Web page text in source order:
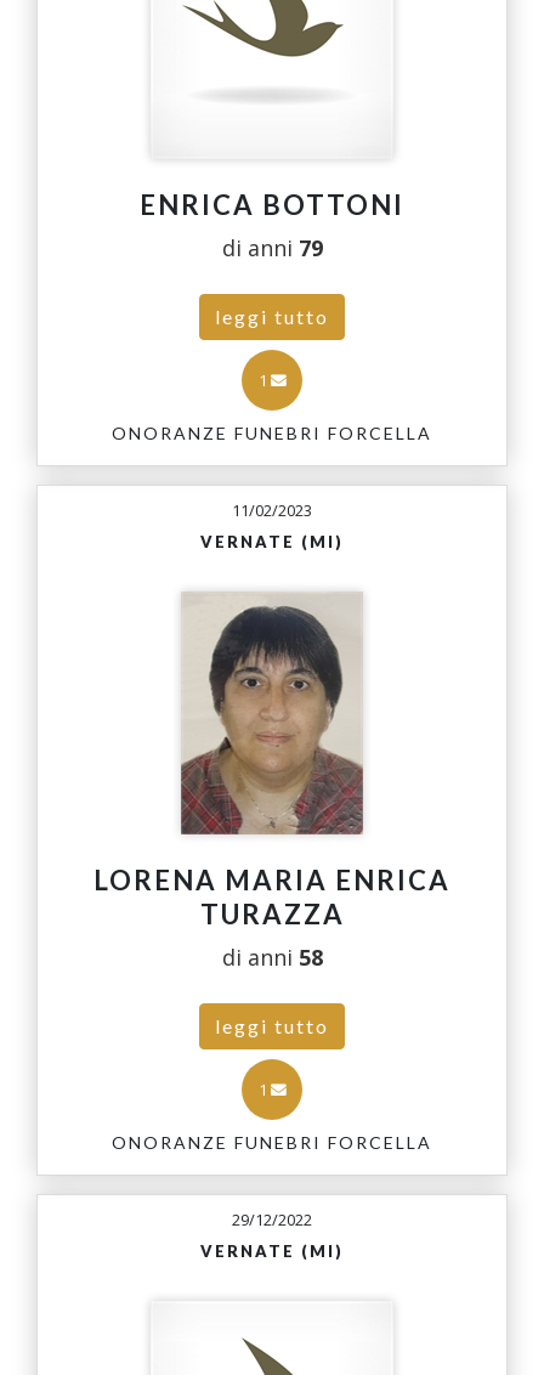
ENRICA BOTTONI
di anni 79
leggi tutto
1
ONORANZE FUNEBRI FORCELLA
11/02/2023
VERNATE (MI)
LORENA MARIA ENRICA
TURAZZA
di anni 58
leggi tutto
1
ONORANZE FUNEBRI FORCELLA
29/12/2022
VERNATE (MI)